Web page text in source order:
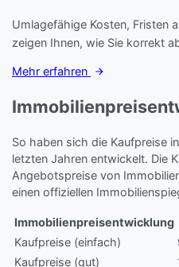
Umlagefähige Kosten, Fristen
zeigen Ihnen, wie Sie korrekt
Mehr erfahren
So haben sich die Kaufpreise
letzten Jahren entwickelt. Die
Angebotspreise von
einen offiziellen
Immobilienpreisentwicklung
Kaufpreise (einfach)
Kaufpreise (gut)